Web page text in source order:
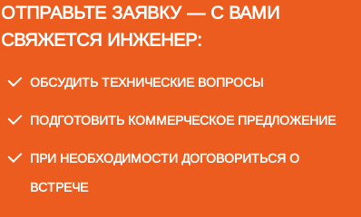
ОТПРАВЬТЕ ЗАЯВКУ — С ВАМИ
СВЯЖЕТСЯ ИНЖЕНЕР:
ОБСУДИТЬ ТЕХНИЧЕСКИЕ ВОПРОСЫ
ПОДГОТОВИТЬ КОММЕРЧЕСКОЕ ПРЕДЛОЖЕНИЕ
ПРИ НЕОБХОДИМОСТИ ДОГОВОРИТЬСЯ О
ВСТРЕЧЕ